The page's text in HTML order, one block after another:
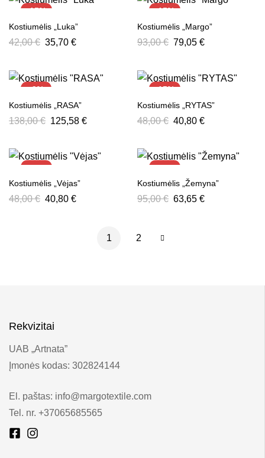
-15%
Kostiumėlis „Luka”
42,00€ 35,70 €
-15%
Kostiumėlis „Margo”
93,00€ 79,05 €
-9%
Kostiumėlis „RASA”
138,00€ 125,58 €
-15%
Kostiumėlis „RYTAS”
48,00€ 40,80 €
-15%
Kostiumėlis „Vėjas”
48,00€ 40,80 €
-33%
Kostiumėlis „Žemyna”
95,00€ 63,65 €
1 2
Rekvizitai
UAB „Artnata”
Įmonės kodas: 302824144
El. paštas: info@margotextile.com
Tel. nr. +37065685565